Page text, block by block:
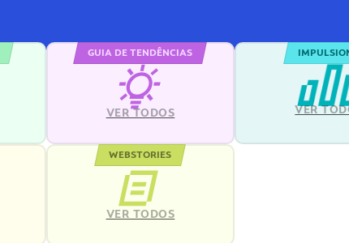
GUIA DE TENDÊNCIAS
VER TODOS VER
WEBSTORIES
VER TODOS